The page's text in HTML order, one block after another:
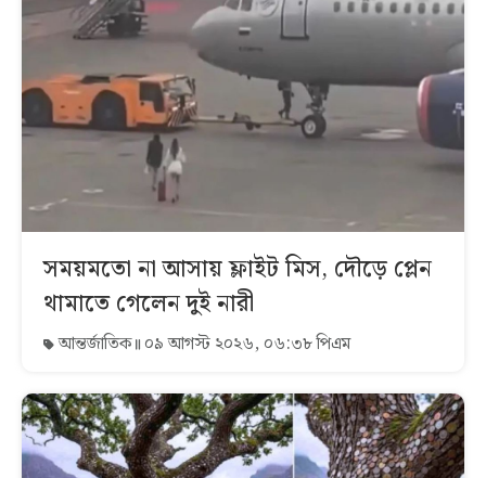
সময়মতো না আসায় ফ্লাইট মিস, দৌড়ে প্লেন
থামাতে গেলেন দুই নারী
আন্তর্জাতিক ০৯ আগস্ট ২০২৬, ০৬:৩৮ পিএম